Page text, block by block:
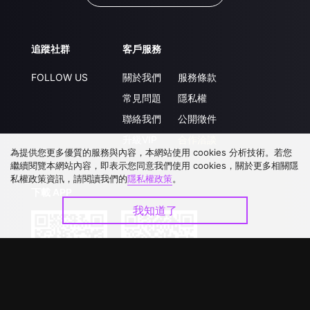
追蹤社群
FOLLOW US
客戶服務
關於我們
常見問題
聯絡我們
服務條款
隱私權
公開徵件
為提供您更多優質的服務與內容，本網站使用 cookies 分析技術。若您
繼續閱覽本網站內容，即表示您同意我們使用 cookies，關於更多相關隱
私權政策資訊，請閱讀我們的隱私權政策。
我知道了